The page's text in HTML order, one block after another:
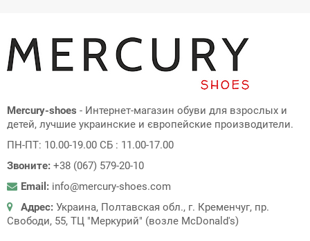
Mercury-shoes - Интернет-магазин обуви для взрослых и
детей, лучшие украинские и європейские производители.
ПН-ПТ: 10.00-19.00 СБ : 11.00-17.00
Звоните: +38 (067) 579-20-10
Email: info@mercury-shoes.com
Адрес: Украина, Полтавская обл., г. Кременчуг, пр.
Свободи, 55, ТЦ "Меркурий" (возле McDonald's)